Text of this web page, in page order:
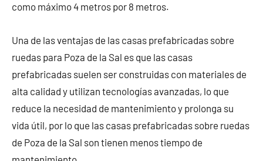
como máximo 4 metros por 8 metros.
Una de las ventajas de las casas prefabricadas sobre
ruedas para Poza de la Sal es que las casas
prefabricadas suelen ser construidas con materiales de
alta calidad y utilizan tecnologías avanzadas, lo que
reduce la necesidad de mantenimiento y prolonga su
vida útil, por lo que las casas prefabricadas sobre ruedas
de Poza de la Sal son tienen menos tiempo de